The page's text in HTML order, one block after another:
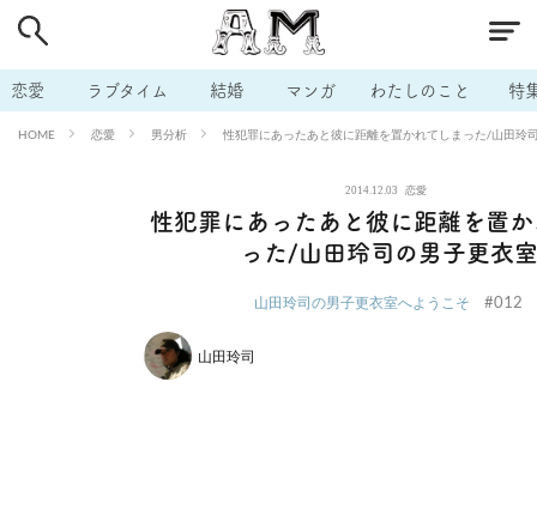
恋愛 ラブタイム 結婚 マンガ わたしのこと 特
HOME 恋愛 男分析 性犯罪にあったあと彼に距離を置かれてしまった/山田玲
2014.12.03 恋愛
性犯罪にあったあと彼に距離を置
った/山田玲司の男子更衣室
山田玲司の男子更衣室へようこそ #012
山田玲司
# 男の本音 # セフレ # 不倫
# 出会う方法 # マッチングアプリ # ラブグッズ # 体の相